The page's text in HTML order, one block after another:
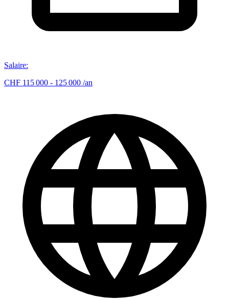
Salaire:
CHF 115 000 - 125 000 /an